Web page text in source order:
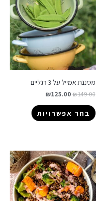
מסננת אמייל על 3 רגליים
₪149.00
₪125.00
בחר אפשרויות